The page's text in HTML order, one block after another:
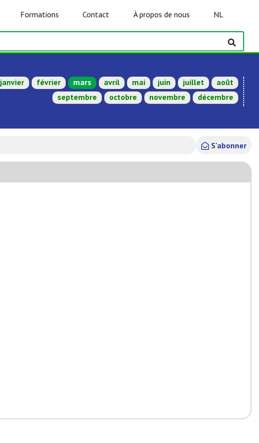
Formations Contact À propos de nous NL
janvier février mars avril mai juin juillet
août
septembre
octobre novembre décembre
S'abonner